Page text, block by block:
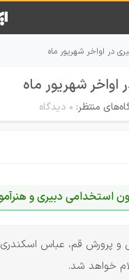
در اواخر شهریور ماه
اواخر شهریور ماه
منتظر: ۰ دیدگاه
استخدامی دبیری و
و پرورش قم، عباس
خواهد شد.